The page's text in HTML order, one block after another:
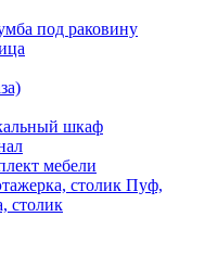
под раковину
шкаф
мебели
Пуф,
столик